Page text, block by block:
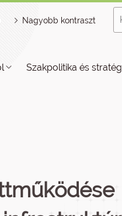
Nagyobb kontraszt
Szakpolitika és